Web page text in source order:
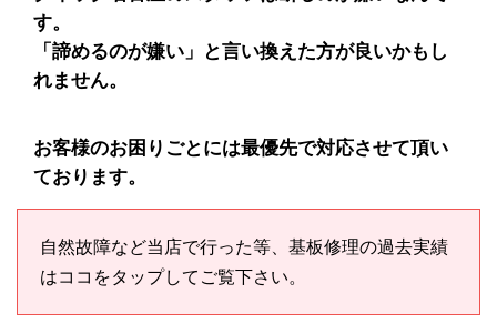
す。
「諦めるのが嫌い」と言い換えた方が良いかもし
れません。
お客様のお困りごとには最優先で対応させて頂い
ております。
自然故障など当店で行った等、基板修理の過去実績
はココをタップしてご覧下さい。